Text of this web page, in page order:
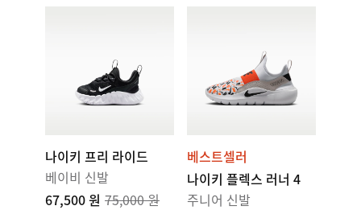
나이키 프리 라이드
베이비 신발
67,500 원 75,000 원
베스트셀러
나이키 플렉스 러너 4
주니어 신발